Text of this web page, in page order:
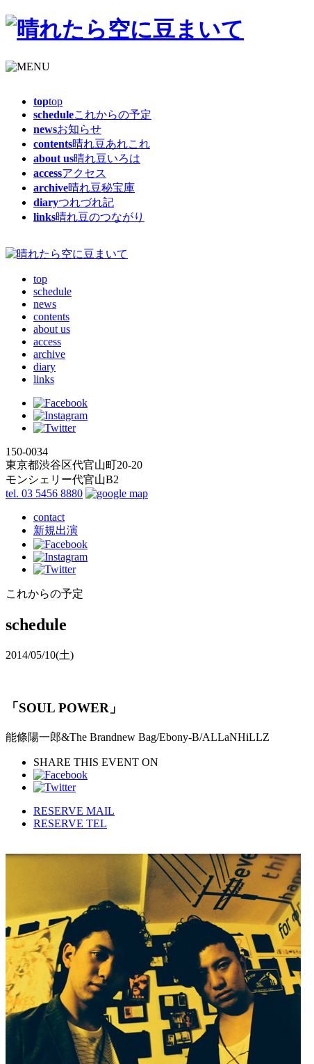
toptop
scheduleこれからの予定
newsお知らせ
contents晴れ豆あれこれ
about us晴れ豆いろは
accessアクセス
archive晴れ豆秘宝庫
diaryつれづれ記
links晴れ豆のつながり
top
schedule
news
contents
about us
access
archive
diary
links
150-0034
東京都渋谷区代官山町20-20
モンシェリー代官山B2
tel. 03 5456 8880
contact
新規出演
これからの予定
schedule
2014/05/10(土)
「SOUL POWER」
能條陽一郎&The Brandnew Bag/Ebony-B/ALLaNHiLLZ
SHARE THIS EVENT ON
RESERVE MAIL
RESERVE TEL